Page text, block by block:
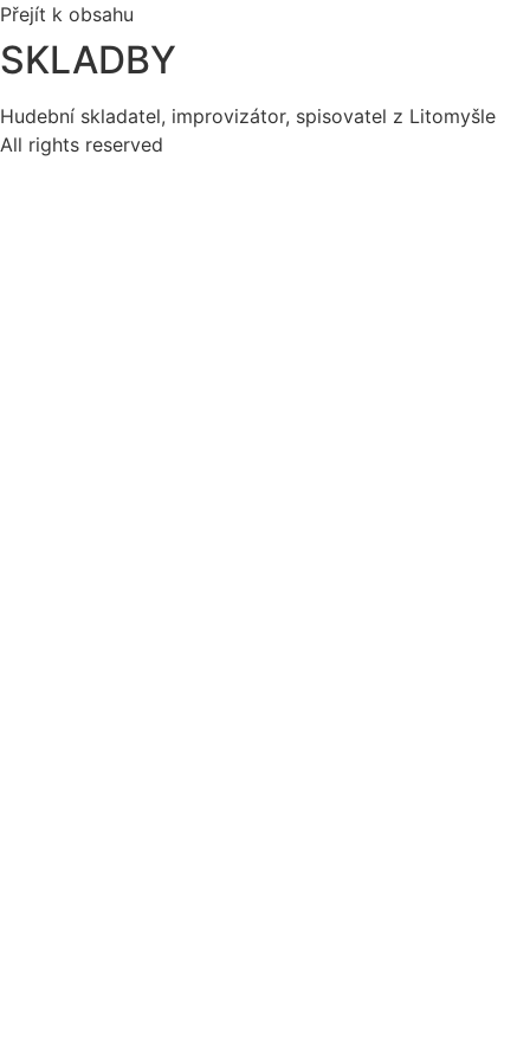
Přejít k obsahu
SKLADBY
Hudební skladatel, improvizátor, spisovatel z Litomyšle
All rights reserved